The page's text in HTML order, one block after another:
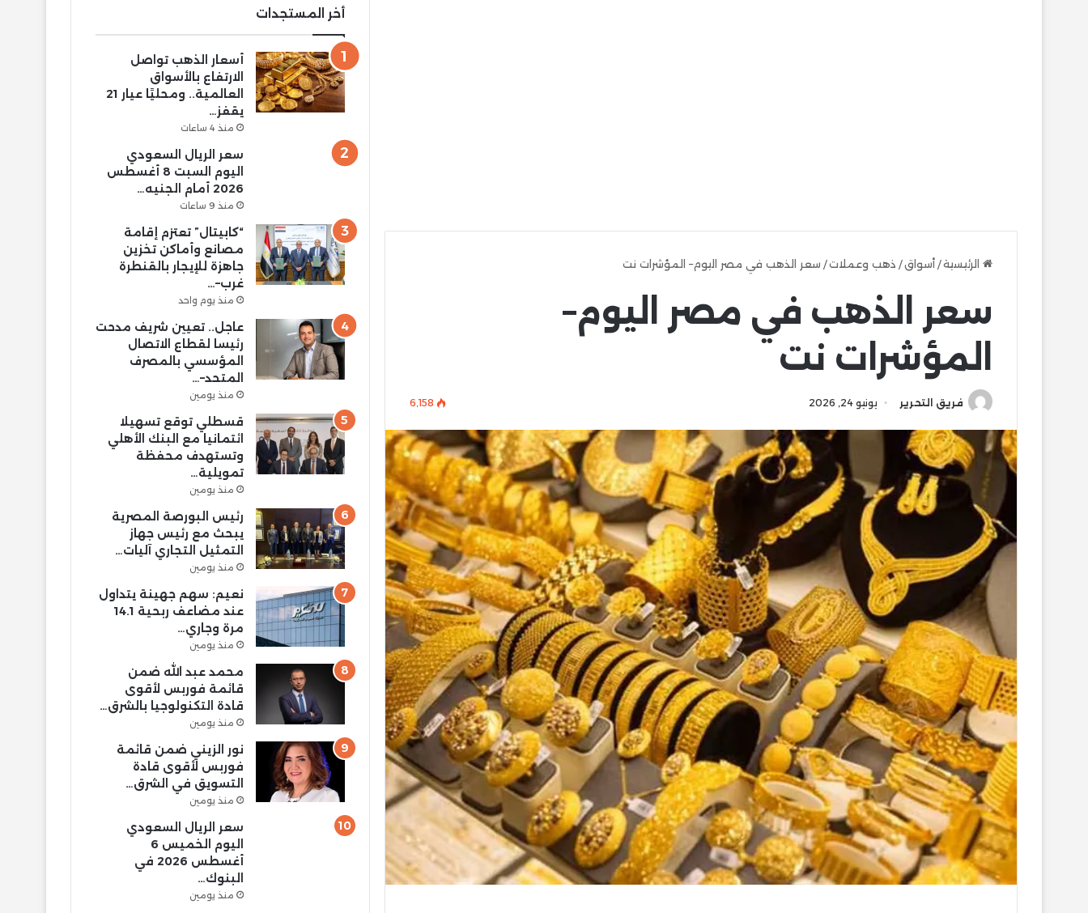
الرئيسية/ أسواق/ ذهب وعملات/ سعر الذهب في مصر اليوم– المؤشرات نت
سعر الذهب في مصر اليوم–
المؤشرات نت
فريق التحرير يونيو 24, 2026 6٬158
أخر المستجدات
أسعار الذهب تواصل
الارتفاع بالأسواق
العالمية.. ومحليًا عيار 21
يقفز…
منذ 4 ساعات
سعر الريال السعودي
اليوم السبت 8 أغسطس
2026 أمام الجنيه…
منذ 9 ساعات
“كابيتال” تعتزم إقامة
مصانع وأماكن تخزين
جاهزة للإيجار بالقنطرة
غرب–…
منذ يوم واحد
عاجل.. تعيين شريف مدحت
رئيسا لقطاع الاتصال
المؤسسي بالمصرف
المتحد–…
منذ يومين
قسطلي توقع تسهيلا
ائتمانيا مع البنك الأهلي
وتستهدف محفظة
تمويلية…
منذ يومين
رئيس البورصة المصرية
يبحث مع رئيس جهاز
التمثيل التجاري آليات…
منذ يومين
نعيم: سهم جهينة يتداول
عند مضاعف ربحية 14.1
مرة وجاري…
منذ يومين
محمد عبد الله ضمن
قائمة فوربس لأقوى
قادة التكنولوجيا بالشرق…
منذ يومين
نور الزيني ضمن قائمة
فوربس لأقوى قادة
التسويق في الشرق…
منذ يومين
سعر الريال السعودي
اليوم الخميس 6
أغسطس 2026 في
البنوك…
منذ يومين